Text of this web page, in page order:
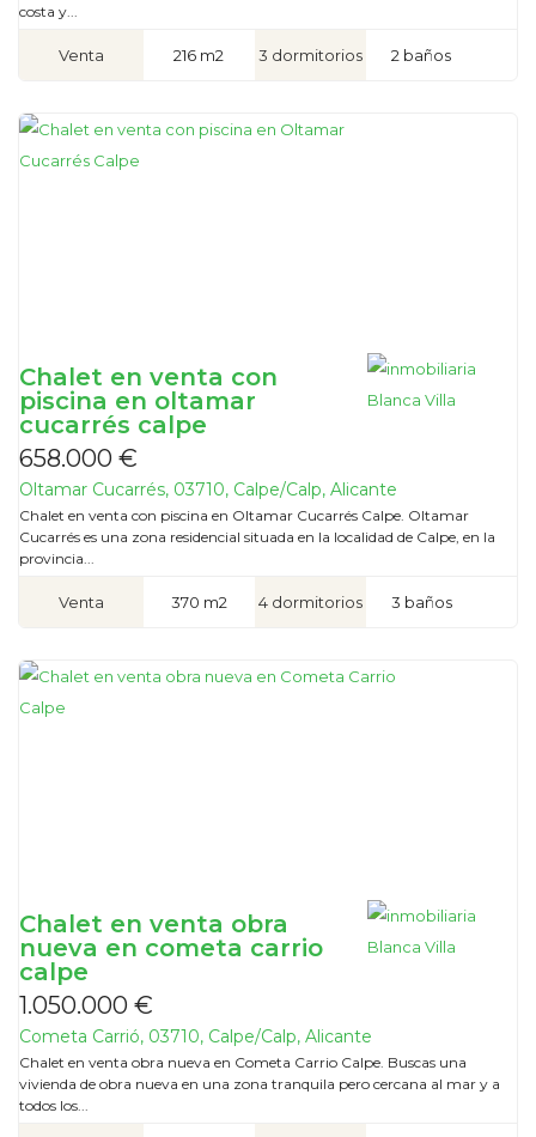
costa y...
Venta 216 m2 3 dormitorios 2 baños
Chalet en venta con
piscina en oltamar
cucarrés calpe
658.000 €
Oltamar Cucarrés, 03710, Calpe/Calp, Alicante
Chalet en venta con piscina en Oltamar Cucarrés Calpe. Oltamar
Cucarrés es una zona residencial situada en la localidad de Calpe, en la
provincia...
Venta 370 m2 4 dormitorios 3 baños
Chalet en venta obra
nueva en cometa carrio
calpe
1.050.000 €
Cometa Carrió, 03710, Calpe/Calp, Alicante
Chalet en venta obra nueva en Cometa Carrio Calpe. Buscas una
vivienda de obra nueva en una zona tranquila pero cercana al mar y a
todos los...